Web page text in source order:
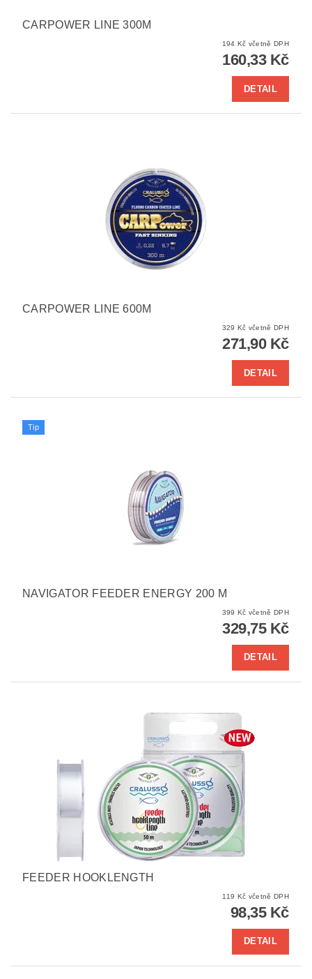
CARPOWER LINE 300M
194 Kč včetně DPH
160,33 Kč
DETAIL
CARPOWER LINE 600M
329 Kč včetně DPH
271,90 Kč
DETAIL
Tip
NAVIGATOR FEEDER ENERGY 200 M
399 Kč včetně DPH
329,75 Kč
DETAIL
FEEDER HOOKLENGTH
119 Kč včetně DPH
98,35 Kč
DETAIL